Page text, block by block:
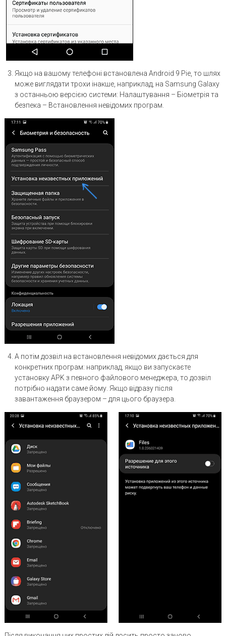
Якщо на вашому телефоні встановлена ​​Android 9 Pie, то шлях
може виглядати трохи інакше, наприклад, на Samsung Galaxy
з останньою версією системи: Налаштування – Біометрія та
безпека – Встановлення невідомих програм.
А потім дозвіл на встановлення невідомих дається для
конкретних програм: наприклад, якщо ви запускаєте
установку APK з певного файлового менеджера, то дозвіл
потрібно надати саме йому. Якщо відразу після
завантаження браузером – для цього браузера.